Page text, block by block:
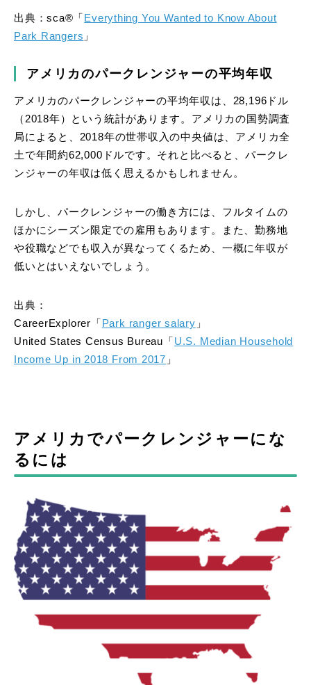
出典：sca®「 Everything You Wanted to Know About
Park Rangers 」
アメリカのパークレンジャーの平均年収
アメリカのパークレンジャーの平均年収は、28,196ドル
（2018年）という統計があります。アメリカの国勢調査
局によると、2018年の世帯収入の中央値は、アメリカ全
土で年間約62,000ドルです。それと比べると、パークレ
ンジャーの年収は低く思えるかもしれません。
しかし、パークレンジャーの働き方には、フルタイムの
ほかにシーズン限定での雇用もあります。また、勤務地
や役職などでも収入が異なってくるため、一概に年収が
低いとはいえないでしょう。
出典：
CareerExplorer「 Park ranger salary 」
United States Census Bureau「 U.S. Median Household
Income Up in 2018 From 2017 」
アメリカでパークレンジャーにな
るには